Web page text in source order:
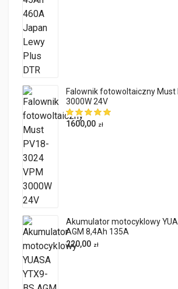
Falownik fotowoltaiczny Must
3000W 24V
1600,00 zł
Akumulator motocyklowy
AGM 8,4Ah 135A
220,00 zł